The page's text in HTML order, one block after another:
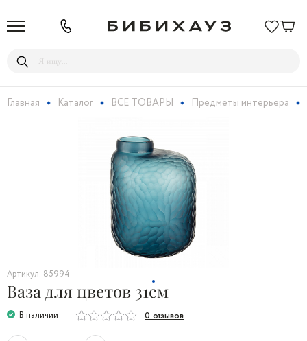
Главная Каталог ВСЕ ТОВАРЫ Предметы интерьера
Артикул: 85994
Ваза для цветов 31см
В наличии 0 отзывов